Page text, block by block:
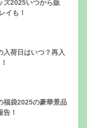
ズ2025いつから販
イも！
入荷日はいつ？再入
福袋2025の豪華景品
！